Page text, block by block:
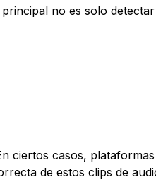
no es solo
ciertos casos,
de estos clips de